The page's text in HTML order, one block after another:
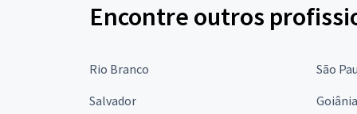
Encontre outros
Rio Branco São
Salvador
Goiânia